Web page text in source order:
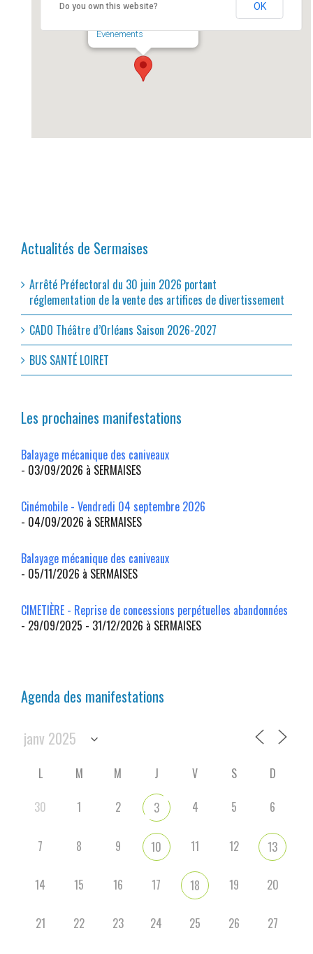
Événements
Do you own this website? OK
Actualités de Sermaises
Arrêté Préfectoral du 30 juin 2026 portant
réglementation de la vente des artifices de divertissement
CADO Théâtre d’Orléans Saison 2026-2027
BUS SANTÉ LOIRET
Les prochaines manifestations
Balayage mécanique des caniveaux
- 03/09/2026 à SERMAISES
Cinémobile - Vendredi 04 septembre 2026
- 04/09/2026 à SERMAISES
Balayage mécanique des caniveaux
- 05/11/2026 à SERMAISES
CIMETIÈRE - Reprise de concessions perpétuelles abandonnées
- 29/09/2025 - 31/12/2026 à SERMAISES
Agenda des manifestations
L M M J V S
D
30
1 2 3 4 5 6
7 8 9 10 11 12 13
14 15 16 17 18 19 20
21 22 23 24 25 26 27